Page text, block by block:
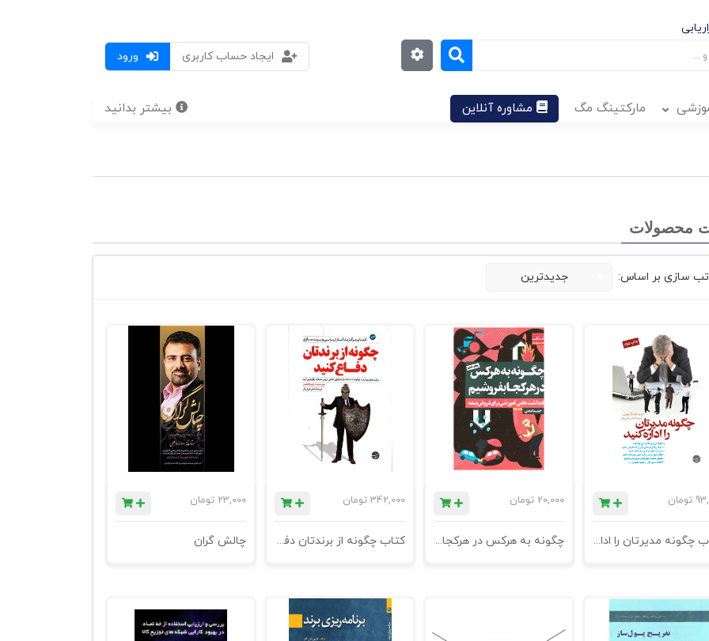
ورود
ایجاد حساب کاربری
مارکتینگ مگ مشاوره آنلاین بیشتر بدانید
محصولات
سازی بر اساس: جدیدترین
تومان
کتاب چگونه مدیرتان را اداره کنید؟ - چاپ سوم
20,000 تومان
چگونه به هرکس در هرکجا بفروشیم
342,000 تومان
کتاب چگونه از برندتان دفاع کنید (شرکت‌های هوشمند چگونه با استفاده از استراتژی دفاعی از پس حملات رقبا برمی‌آیند)
23,000 تومان
چالش گران